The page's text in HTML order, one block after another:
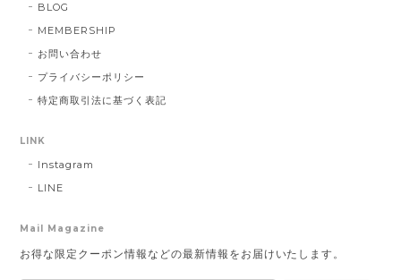
BLOG
MEMBERSHIP
お問い合わせ
プライバシーポリシー
特定商取引法に基づく表記
LINK
Instagram
LINE
Mail Magazine
お得な限定クーポン情報などの最新情報をお届けいたします。